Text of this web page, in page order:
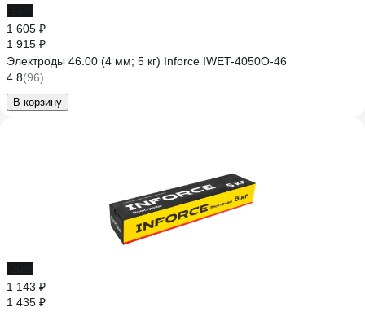
1 605 ₽
1 915 ₽
Электроды 46.00 (4 мм; 5 кг) Inforce IWET-4050O-46
4.8(96)
В корзину
1 143 ₽
1 435 ₽